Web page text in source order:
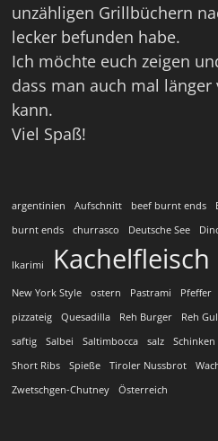
unzähligen Grillbüchern
lecker befunden habe.
Ich möchte euch zeigen
dass man auch mal
kann.
Viel Spaß!
argentinien Aufschnitt beef burnt ends
burnt ends
churrasco Deutsche See
Ikarimi Kachelfleisch
New York Style ostern Pastrami Pfeffer
pizzateig
Quesadilla Reh Burger Reh
saftig
Salbei Saltimbocca salz Schinken
Short Ribs
Spieße Tiroler Nussbrot
Zwetschgen-Chutney
Österreich